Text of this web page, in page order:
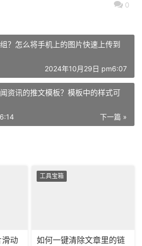
0
？怎么将手机上的图片快速上传到
2024年10月29日 pm6:07
资讯的推文模板？模板中的样式可
下一篇 »
动
工具宝箱
如何一键清除文章里的链